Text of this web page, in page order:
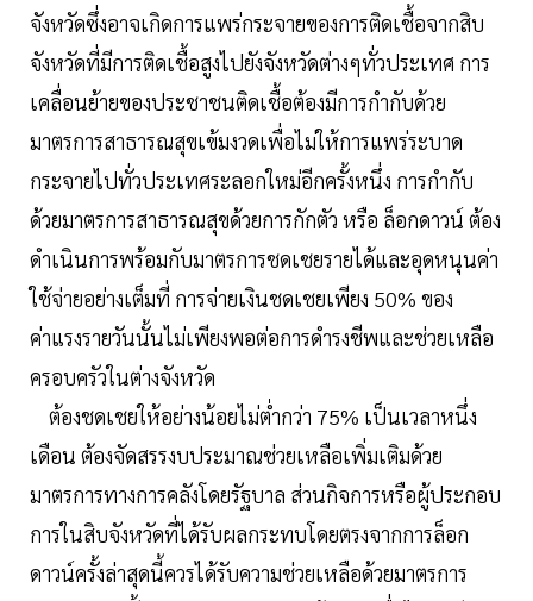
จังหวัดซึ่งอาจเกิดการแพร่กระจายของการติดเชื้อจากสิบ
จังหวัดที่มีการติดเชื้อสูงไปยังจังหวัดต่างๆทั่วประเทศ การ
เคลื่อนย้ายของประชาชนติดเชื้อต้องมีการกำกับด้วย
มาตรการสาธารณสุขเข้มงวดเพื่อไม่ให้การแพร่ระบาด
กระจายไปทั่วประเทศระลอกใหม่อีกครั้งหนึ่ง การกำกับ
ด้วยมาตรการสาธารณสุขด้วยการกักตัว หรือ ล็อกดาวน์ ต้อง
ดำเนินการพร้อมกับมาตรการชดเชยรายได้และอุดหนุนค่า
ใช้จ่ายอย่างเต็มที่ การจ่ายเงินชดเชยเพียง 50% ของ
ค่าแรงรายวันนั้นไม่เพียงพอต่อการดำรงชีพและช่วยเหลือ
ครอบครัวในต่างจังหวัด
ต้องชดเชยให้อย่างน้อยไม่ต่ำกว่า 75% เป็นเวลาหนึ่ง
เดือน ต้องจัดสรรงบประมาณช่วยเหลือเพิ่มเติมด้วย
มาตรการทางการคลังโดยรัฐบาล ส่วนกิจการหรือผู้ประกอบ
การในสิบจังหวัดที่ได้รับผลกระทบโดยตรงจากการล็อก
ดาวน์ครั้งล่าสุดนี้ควรได้รับความช่วยเหลือด้วยมาตรการ